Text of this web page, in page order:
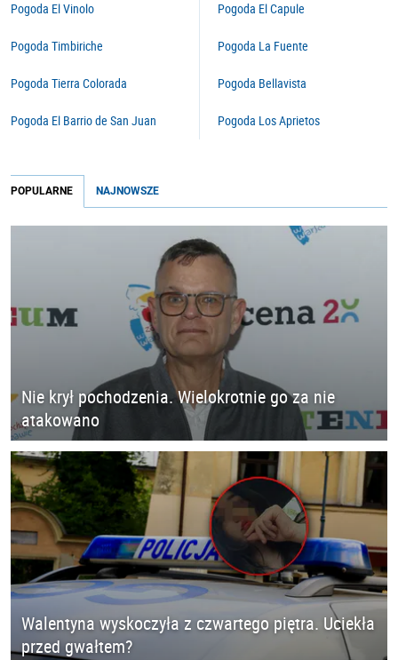
Pogoda El Vinolo
Pogoda Timbiriche
Pogoda Tierra Colorada
Pogoda El Barrio de San Juan
Pogoda El Capule
Pogoda La Fuente
Pogoda Bellavista
Pogoda Los Aprietos
POPULARNE NAJNOWSZE
Nie krył pochodzenia. Wielokrotnie go za nie
atakowano
Walentyna wyskoczyła z czwartego piętra. Uciekła
przed gwałtem?